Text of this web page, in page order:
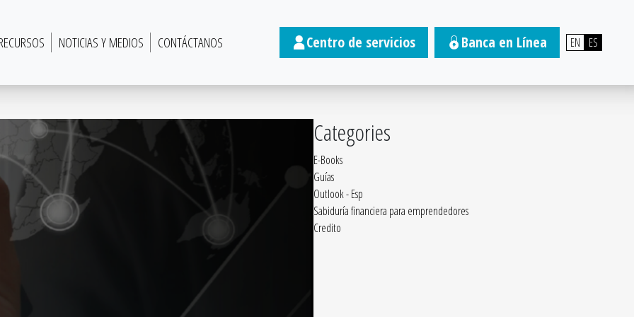
NOTICIAS Y MEDIOS CONTÁCTANOS Centro de servicios Banca en Línea EN ES
Categories
E-Books
Guías
Outlook - Esp
Sabiduría financiera para emprendedores
Credito